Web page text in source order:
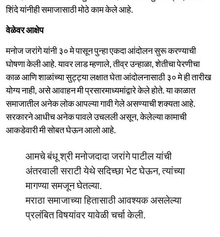
शिंदे यांनीही समाजासाठी मोठे काम केले आहे.
वेळेवर आक्षेप
मनोज जरांगे यांनी ३० मे पासून पुन्हा एकदा आंदोलन सुरू करण्याची
घोषणा केली आहे. यावर लाड म्हणाले, तीव्र उन्हाळा, शेतीचा पेरणीचा
काळ आणि शाळांच्या सुट्ट्या लक्षात घेता आंदोलनासाठी ३० मे ही तारीख
योग्य नाही, असे आवाहन मी प्रसारमाध्यमांद्वारे केले होते. या काळात
समाजातील अनेक लोक आपल्या गावी गेले असण्याची शक्यता आहे.
सरकारने आधीच अनेक पावले उचलली असून, केलेल्या कामाची
आकडेवारी मी सोबत घेऊन आलो आहे.
आमचे बंधू श्री मनोजदादा जरांगे पाटील यांची
अंतरवाली सराटी येथे सदिच्छा भेट घेऊन, त्यांच्या
मागण्या समजून घेतल्या.
मराठा समाजाच्या हितासाठी आवश्यक असलेल्या
प्रलंबित विषयांवर यावेळी चर्चा केली.